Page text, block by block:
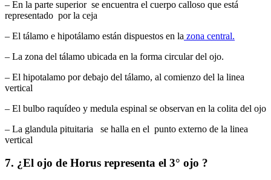
– En la parte superior se encuentra el cuerpo calloso que está
representado por la ceja
– El tálamo e hipotálamo están dispuestos en la zona central.
– La zona del tálamo ubicada en la forma circular del ojo.
– El hipotalamo por debajo del tálamo, al comienzo del la linea
vertical
– El bulbo raquídeo y medula espinal se observan en la colita del ojo
– La glandula pituitaria se halla en el punto externo de la linea
vertical
7. ¿El ojo de Horus representa el 3° ojo ?